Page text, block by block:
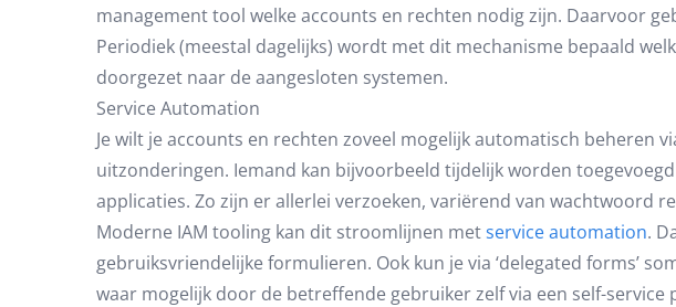
management tool welke accounts en rechten nodig zijn. Daarvoor
Periodiek (meestal dagelijks) wordt met dit mechanisme bepaald
doorgezet naar de aangesloten systemen.
Service Automation
Je wilt je accounts en rechten zoveel mogelijk automatisch
uitzonderingen. Iemand kan bijvoorbeeld tijdelijk worden
applicaties. Zo zijn er allerlei verzoeken, variërend van wachtwoord
Moderne IAM tooling kan dit stroomlijnen metservice automation.
gebruiksvriendelijke formulieren. Ook kun je via ‘delegated forms’
waar mogelijk door de betreffende gebruiker zelf via een self-service